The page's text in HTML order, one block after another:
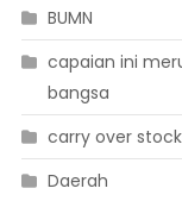
BUMN
capaian ini
bangsa
carry over
Daerah